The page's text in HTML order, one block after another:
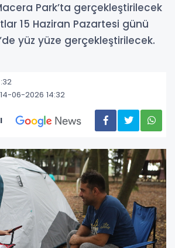
Park’ta gerçekleştirilecek
15 Haziran Pazartesi günü
yüz yüze gerçekleştirilecek.
06-2026 14:32